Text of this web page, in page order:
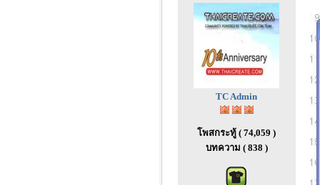
TC Admin
โพสกระทู้ ( 74,059 )
บทความ ( 838 )